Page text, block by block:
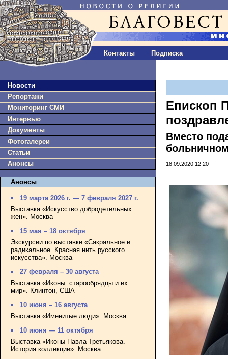
Контакты Подписка
Новости
Репортажи
Мониторинг СМИ
Интервью
Документы
Фотогалереи
Статьи
Анонсы
Анонсы
19 марта 2026 г. — 7 февраля 2027 г.
Выставка «Искусство добродетельных
жен». Москва
15 мая – 18 октября
Экскурсии по выставке «Сакральное и
радикальное. Красная нить русского
искусства». Москва
27 февраля – 30 августа
Выставка «Иконы: старообрядцы и их
мир». Клинтон, США
10 июня – 16 августа
Выставка «Именитые люди». Москва
10 июня — 11 октября
Выставка «Иконы Павла Третьякова.
История коллекции». Москва
Епископ
Вместо
18.09.2020 12:20